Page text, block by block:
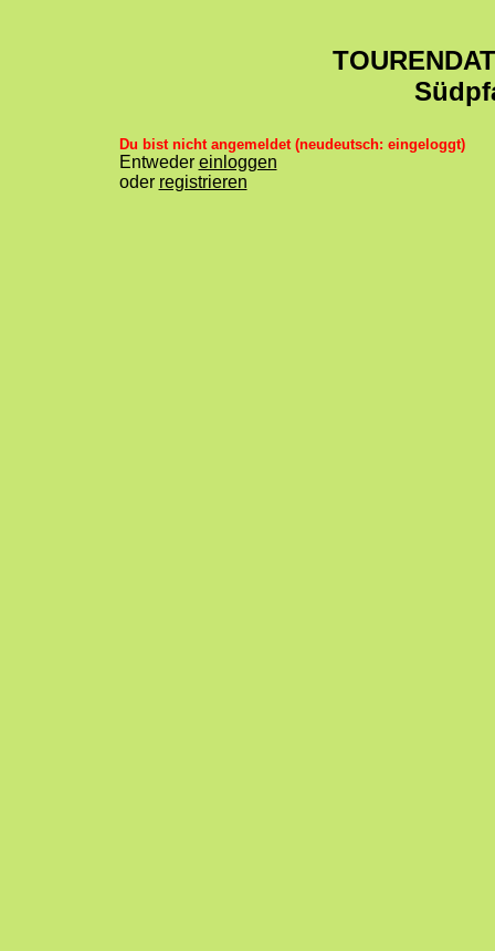
Du bist nicht angemeldet (neudeutsch: eingeloggt)
Entweder einloggen
oder registrieren